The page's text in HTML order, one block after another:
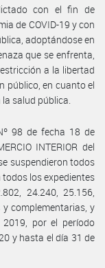
con el fin de
de COVID-19 y con
adoptándose en
que se enfrenta,
a la libertad
público, en cuanto el
salud pública.
98 de fecha 18 de
INTERIOR del
se suspendieron todos
los expedientes
24.240, 25.156,
complementarias, y
por el período
y hasta el día 31 de